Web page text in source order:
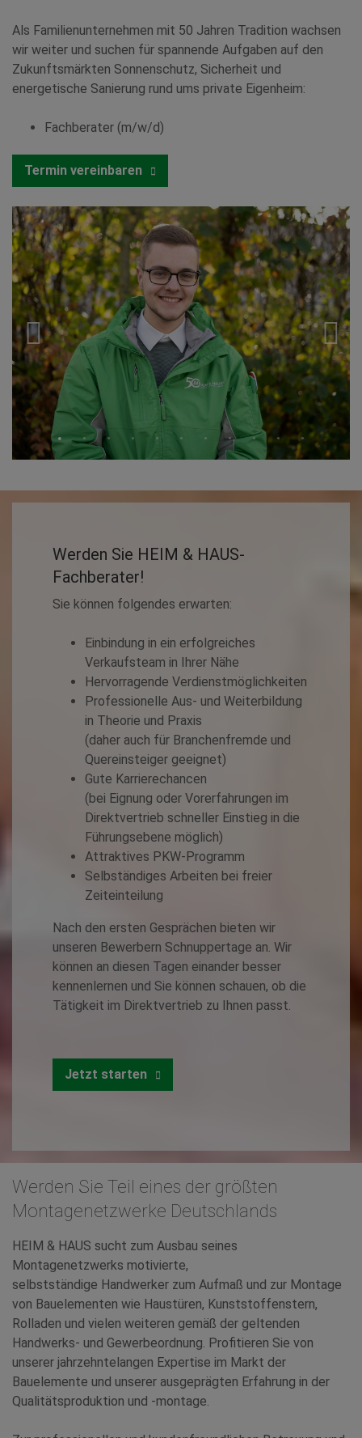
Als Familienunternehmen mit 50 Jahren Tradition wachsen
wir weiter und suchen für spannende Aufgaben auf den
Zukunftsmärkten Sonnenschutz, Sicherheit und
energetische Sanierung rund ums private Eigenheim:
Fachberater (m/w/d)
Termin vereinbaren
Werden Sie HEIM & HAUS-
Fachberater!
Sie können folgendes erwarten:
Einbindung in ein erfolgreiches
Verkaufsteam in Ihrer Nähe
Hervorragende Verdienstmöglichkeiten
Professionelle Aus- und Weiterbildung
in Theorie und Praxis
(daher auch für Branchenfremde und
Quereinsteiger geeignet)
Gute Karrierechancen
(bei Eignung oder Vorerfahrungen im
Direktvertrieb schneller Einstieg in die
Führungsebene möglich)
Attraktives PKW-Programm
Selbständiges Arbeiten bei freier
Zeiteinteilung
Nach den ersten Gesprächen bieten wir
unseren Bewerbern Schnuppertage an. Wir
können an diesen Tagen einander besser
kennenlernen und Sie können schauen, ob die
Tätigkeit im Direktvertrieb zu Ihnen passt.
Jetzt starten
Werden Sie Teil eines der größten
Montagenetzwerke Deutschlands
HEIM & HAUS sucht zum Ausbau seines
Montagenetzwerks motivierte,
selbstständige Handwerker zum Aufmaß und zur Montage
von Bauelementen wie Haustüren, Kunststoffenstern,
Rolladen und vielen weiteren gemäß der geltenden
Handwerks- und Gewerbeordnung. Profitieren Sie von
unserer jahrzehntelangen Expertise im Markt der
Bauelemente und unserer ausgeprägten Erfahrung in der
Qualitätsproduktion und -montage.